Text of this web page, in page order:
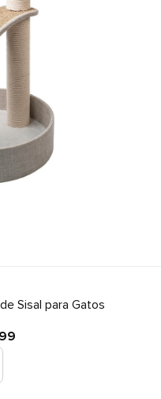
Sisal para Gatos